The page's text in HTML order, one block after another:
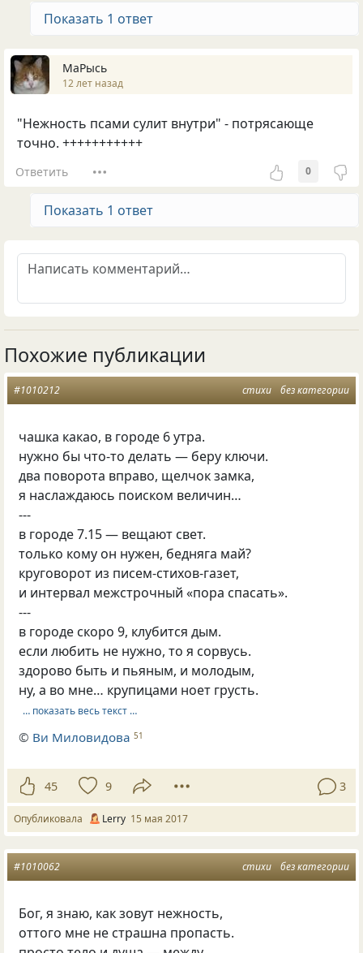
Показать 1 ответ
МаРысь
12 лет назад
"Нежность псами сулит внутри" - потрясающе
точно. +++++++++++
Ответить 0
Показать 1 ответ
Похожие публикации
стихи без категории
#1010212
чашка какао, в городе 6 утра.
нужно бы что-то делать — беру ключи.
два поворота вправо, щелчок замка,
я наслаждаюсь поиском величин…
---
в городе 7.15 — вещают свет.
только кому он нужен, бедняга май?
круговорот из писем-стихов-газет,
и интервал межстрочный «пора спасать».
---
в городе скоро 9, клубится дым.
если любить не нужно, то я сорвусь.
здорово быть и пьяным, и молодым,
ну, а во мне… крупицами ноет грусть.
… показать весь текст …
© Ви Миловидова 51
45 9 3
Опубликовала Lerry 15 мая 2017
стихи без категории
#1010062
Бог, я знаю, как зовут нежность,
оттого мне не страшна пропасть.